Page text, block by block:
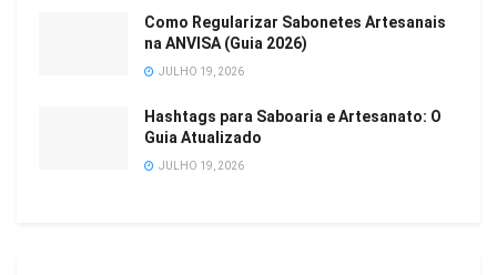
Como Regularizar Sabonetes Artesanais
na ANVISA (Guia 2026)
JULHO 19, 2026
Hashtags para Saboaria e Artesanato: O
Guia Atualizado
JULHO 19, 2026